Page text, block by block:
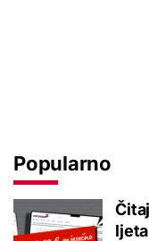
Popularno